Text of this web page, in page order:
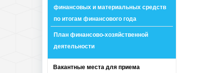
финансовых и материальных средств
по итогам финансового года
План финансово-хозяйственной
деятельности
Вакантные места для приема